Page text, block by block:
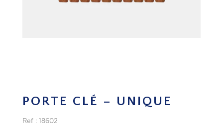
PORTE CLÉ – UNIQUE
Ref : 18602